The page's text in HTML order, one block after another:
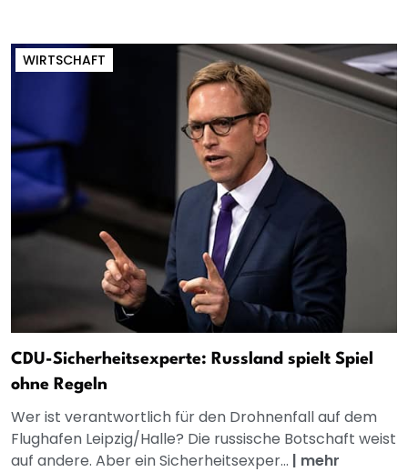
WIRTSCHAFT
CDU-Sicherheitsexperte: Russland spielt Spiel
ohne Regeln
Wer ist verantwortlich für den Drohnenfall auf dem
Flughafen Leipzig/Halle? Die russische Botschaft weist
auf andere. Aber ein Sicherheitsexper... | mehr